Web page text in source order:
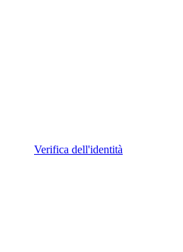
Verifica dell'identità